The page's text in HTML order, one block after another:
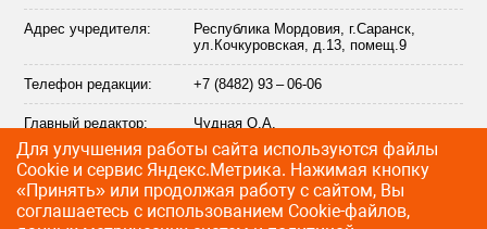
Адрес учредителя:
Республика Мордовия, г.Саранск,
ул.Кочкуровская, д.13, помещ.9
Телефон редакции: +7 (8482) 93 – 06-06
Главный редактор: Чудная О.А.
Адрес электронной
почты редакции:
info@citytraffic.ru
Для улучшения работы сайта используются файлы
Сookie и сервис Яндекс.Метрика. Нажимая кнопку
«Принять» или продолжая работу с сайтом, Вы
соглашаетесь с использованием Cookie-файлов,